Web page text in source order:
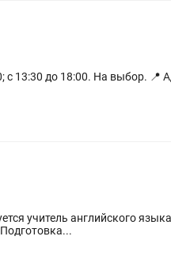
Проведение индивидуальных и групповых онлайн-занятий. Подготовка...